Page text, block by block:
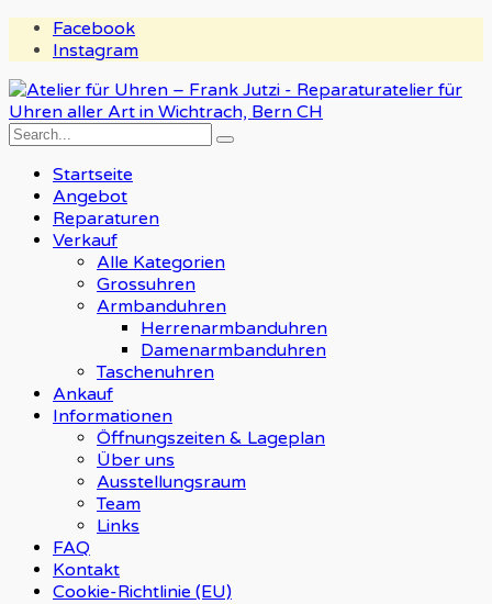
Facebook
Instagram
Startseite
Angebot
Reparaturen
Verkauf
Alle Kategorien
Grossuhren
Armbanduhren
Herrenarmbanduhren
Damenarmbanduhren
Taschenuhren
Ankauf
Informationen
Öffnungszeiten & Lageplan
Über uns
Ausstellungsraum
Team
Links
FAQ
Kontakt
Cookie-Richtlinie (EU)